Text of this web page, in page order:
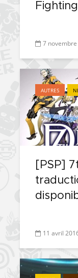
7
AUTRES
[PSP]
11 avril